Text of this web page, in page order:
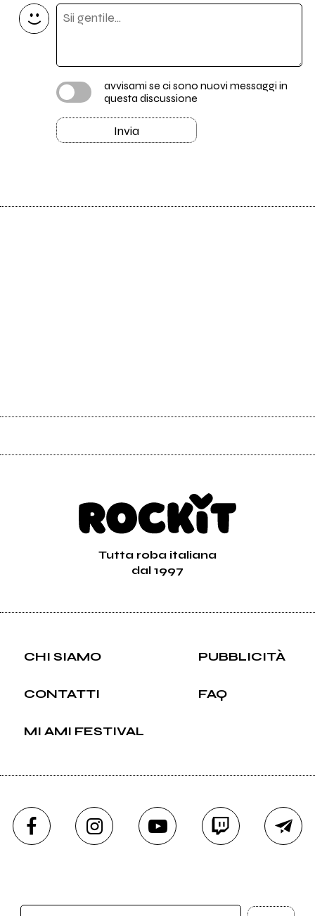
avvisami se ci sono nuovi messaggi in
questa discussione
Invia
Tutta roba italiana
dal 1997
CHI SIAMO PUBBLICITÀ
CONTATTI FAQ
MI AMI FESTIVAL